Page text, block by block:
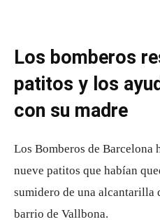
Los bomberos
patitos y los
con su madre
Los Bomberos de Barcelona
nueve patitos que habían
sumidero de una alcantarilla
barrio de Vallbona.